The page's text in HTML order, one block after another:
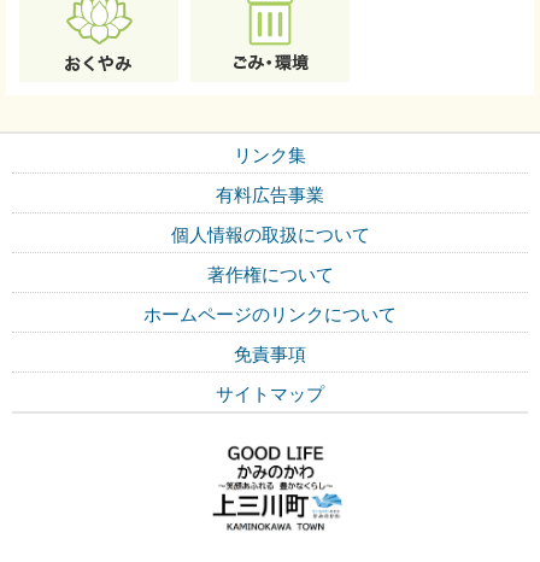
リンク集
有料広告事業
個人情報の取扱について
著作権について
ホームページのリンクについて
免責事項
サイトマップ